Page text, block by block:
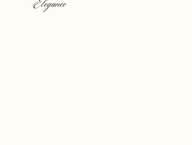
Elegance